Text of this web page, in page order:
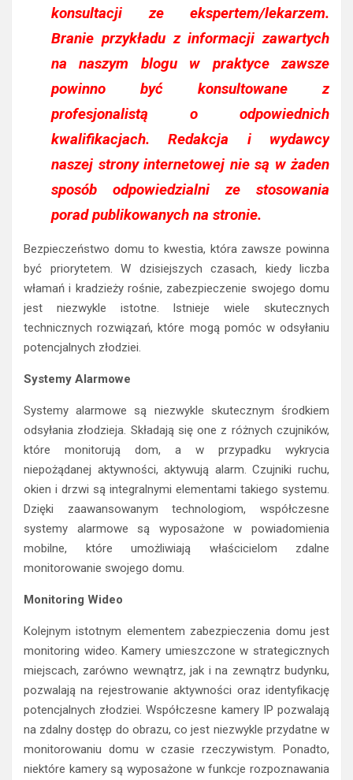
konsultacji ze ekspertem/lekarzem.
Branie przykładu z informacji zawartych
na naszym blogu w praktyce zawsze
powinno być konsultowane z
profesjonalistą o odpowiednich
kwalifikacjach. Redakcja i wydawcy
naszej strony internetowej nie są w żaden
sposób odpowiedzialni ze stosowania
porad publikowanych na stronie.
Bezpieczeństwo domu to kwestia, która zawsze powinna
być priorytetem. W dzisiejszych czasach, kiedy liczba
włamań i kradzieży rośnie, zabezpieczenie swojego domu
jest niezwykle istotne. Istnieje wiele skutecznych
technicznych rozwiązań, które mogą pomóc w odsyłaniu
potencjalnych złodziei.
Systemy Alarmowe
Systemy alarmowe są niezwykle skutecznym środkiem
odsyłania złodzieja. Składają się one z różnych czujników,
które monitorują dom, a w przypadku wykrycia
niepożądanej aktywności, aktywują alarm. Czujniki ruchu,
okien i drzwi są integralnymi elementami takiego systemu.
Dzięki zaawansowanym technologiom, współczesne
systemy alarmowe są wyposażone w powiadomienia
mobilne, które umożliwiają właścicielom zdalne
monitorowanie swojego domu.
Monitoring Wideo
Kolejnym istotnym elementem zabezpieczenia domu jest
monitoring wideo. Kamery umieszczone w strategicznych
miejscach, zarówno wewnątrz, jak i na zewnątrz budynku,
pozwalają na rejestrowanie aktywności oraz identyfikację
potencjalnych złodziei. Współczesne kamery IP pozwalają
na zdalny dostęp do obrazu, co jest niezwykle przydatne w
monitorowaniu domu w czasie rzeczywistym. Ponadto,
niektóre kamery są wyposażone w funkcje rozpoznawania